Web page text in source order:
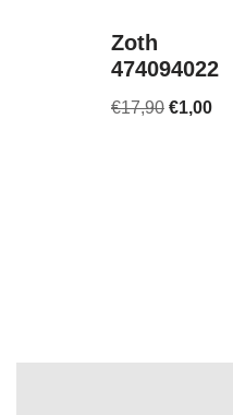
Zoth
474094022
€17,90 €1,00